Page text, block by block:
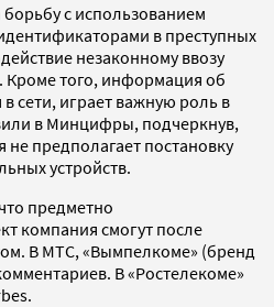
с использованием
в преступных
незаконному ввозу
того, информация об
сети, играет важную роль в
в Минцифры, подчеркнув,
не предполагает постановку
устройств.
предметно
компания смогут после
В МТС, «Вымпелкоме» (бренд
В «Ростелекоме»